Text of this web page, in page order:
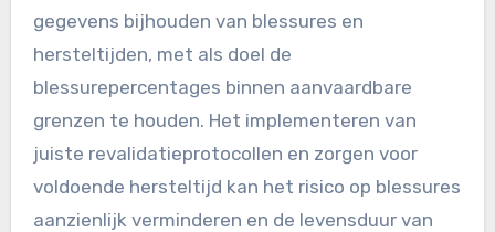
gegevens bijhouden van blessures en
hersteltijden, met als doel de
blessurepercentages binnen aanvaardbare
grenzen te houden. Het implementeren van
juiste revalidatieprotocollen en zorgen voor
voldoende hersteltijd kan het risico op blessures
aanzienlijk verminderen en de levensduur van